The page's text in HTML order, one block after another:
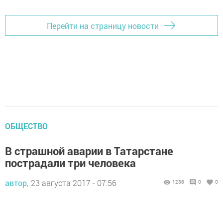
Перейти на страницу новости
ОБЩЕСТВО
В страшной аварии в Татарстане
пострадали три человека
автор, 23 августа 2017 - 07:56 1238 0 0